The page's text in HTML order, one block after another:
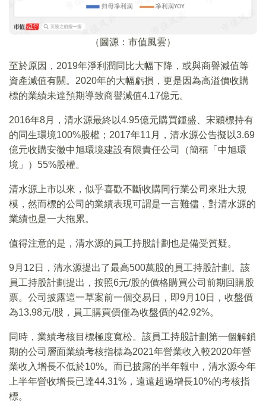
（圖源：市值風雲）
至於原因，2019年淨利潤同比大幅下降，或與商譽減值等
資產減值有關。2020年的大幅虧損，更是因為高溢價收購
標的業績未達預期導致商譽減值4.17億元。
2016年8月，清水源最終以4.95億元購買鍾盛、宋穎標持有
的同生環境100%股權；2017年11月，清水源公告擬以3.69
億元收購安徽中旭環境建設有限責任公司（簡稱「中旭環
境」）55%股權。
清水源上市以來，似乎喜歡不斷收購同行業公司來壯大規
模，然而標的公司的業績表現可謂是一言難儘，對清水源的
業績也是一大拖累。
值得注意的是，清水源的員工持股計劃也是備受質疑。
9月12日，清水源提出了最高500萬股的員工持股計劃。該
員工持股計劃提出，按照6元/股的價格購買公司前期回購股
票。公司披露這一草案前一個交易日，即9月10日，收盤價
為13.98元/股，員工購買價僅為收盤價的42.92%。
同時，業績考核目標極度寬松。該員工持股計劃第一個解鎖
期的公司層面業績考核指標為2021年營業收入較2020年營
業收入增長不低於10%。而已披露的半年報中，清水源今年
上半年營收增長已達44.31%，遠遠超過增長10%的考核指
標。